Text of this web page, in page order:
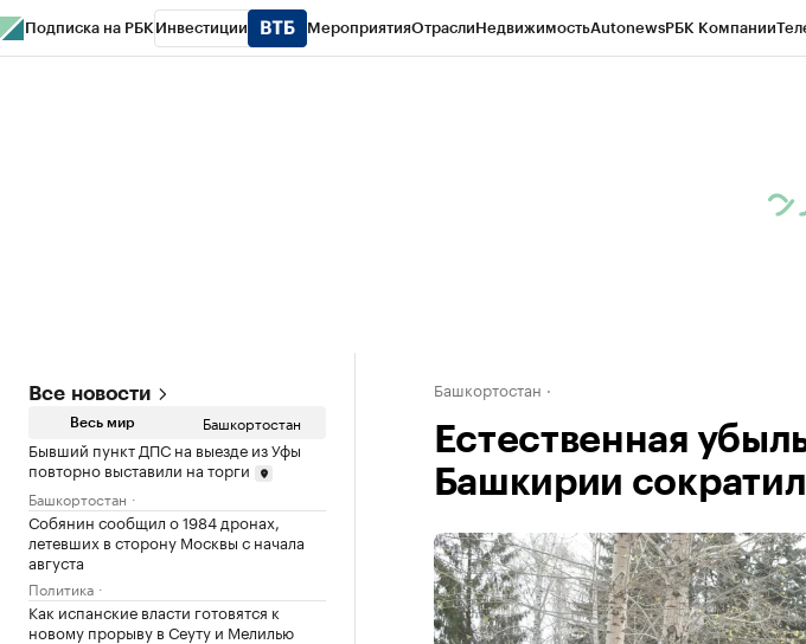
Подписка на РБК Инвестиции МероприятияОтраслиНедвижимостьAutonewsРБК Компании
Все новости
Весь мир Башкортостан
Бывший пункт ДПС на выезде из Уфы
повторно выставили на торги
Башкортостан
Собянин сообщил о 1984 дронах,
летевших в сторону Москвы с начала
августа
Политика
Как испанские власти готовятся к
новому прорыву в Сеуту и Мелилью
Башкортостан
Естественная
Башкирии